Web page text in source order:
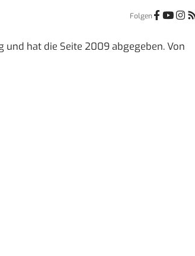
Folgen
und hat die Seite 2009 abgegeben. Von